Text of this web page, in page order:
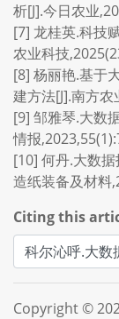
析[J].今日农业
[7] 龙桂英.科技
农业科技
[8] 杨丽艳.基于
建方法[J].南方
[9] 邹雅琴.大数
情报
[10] 何丹.大数
造纸装备及材料
Citing this
Copyright ©